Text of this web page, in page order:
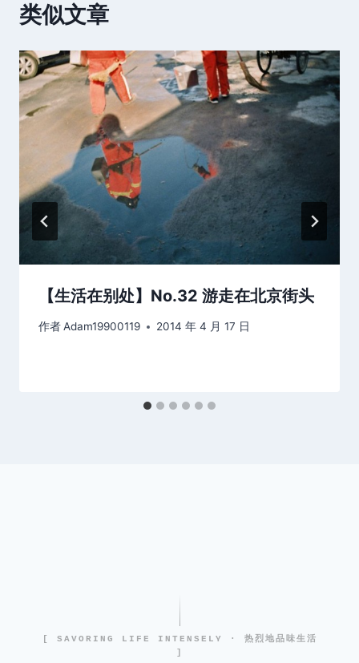
类似文章
【生活在别处】No.32 游走在北京街头
作者Adam19900119 2014 年 4 月 17 日
[ SAVORING LIFE INTENSELY · 热烈地品味生活
]